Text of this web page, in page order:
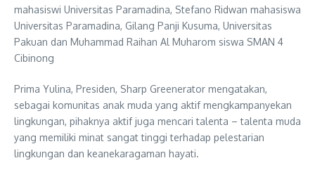
mahasiswi Universitas Paramadina, Stefano Ridwan mahasiswa
Universitas Paramadina, Gilang Panji Kusuma, Universitas
Pakuan dan Muhammad Raihan Al Muharom siswa SMAN 4
Cibinong
Prima Yulina, Presiden, Sharp Greenerator mengatakan,
sebagai komunitas anak muda yang aktif mengkampanyekan
lingkungan, pihaknya aktif juga mencari talenta – talenta muda
yang memiliki minat sangat tinggi terhadap pelestarian
lingkungan dan keanekaragaman hayati.